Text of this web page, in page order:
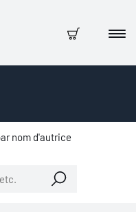
Panier
nom d'autrice